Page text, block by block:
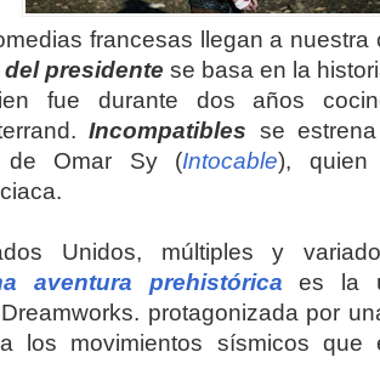
francesas llegan a nuestra
presidente se basa en la
fue durante dos años
Incompatibles se
de Omar Sy (Intocable), quien
Unidos, múltiples y
aventura prehistórica es la
protagonizada por
los movimientos sísmicos que